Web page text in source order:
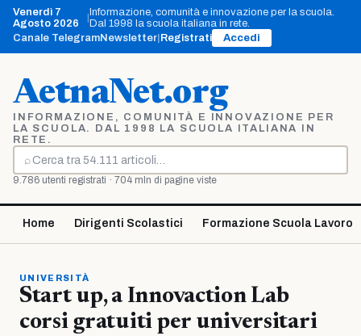
Vai
contenuto
Venerdì 7
Agosto 2026
Informazione, comunità e innovazione per la scuola.
Dal 1998 la scuola italiana in rete.
Canale TelegramNewsletter Registrati Accedi
AetnaNet.org
INFORMAZIONE, COMUNITÀ E INNOVAZIONE PER
LA SCUOLA. DAL 1998 LA SCUOLA ITALIANA IN
RETE.
⌕
Cerca
9.786 utenti registrati · 704 mln di pagine viste
Home Dirigenti Scolastici Formazione Scuola Lavoro
UNIVERSITÀ
Start up, a Innovaction Lab
corsi gratuiti per universitari